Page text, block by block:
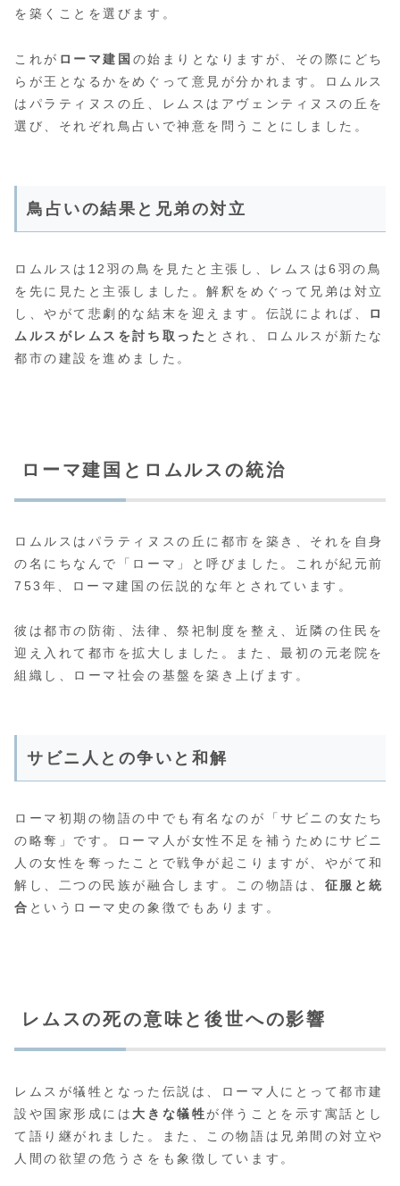
を築くことを選びます。
これが ローマ建国 の始まりとなりますが、その際にどち
らが王となるかをめぐって意見が分かれます。ロムルス
はパラティヌスの丘、レムスはアヴェンティヌスの丘を
選び、それぞれ鳥占いで神意を問うことにしました。
鳥占いの結果と兄弟の対立
ロムルスは12羽の鳥を見たと主張し、レムスは6羽の鳥
を先に見たと主張しました。解釈をめぐって兄弟は対立
し、やがて悲劇的な結末を迎えます。伝説によれば、 ロ
ムルスがレムスを討ち取った とされ、ロムルスが新たな
都市の建設を進めました。
ローマ建国とロムルスの統治
ロムルスはパラティヌスの丘に都市を築き、それを自身
の名にちなんで「ローマ」と呼びました。これが紀元前
753年、ローマ建国の伝説的な年とされています。
彼は都市の防衛、法律、祭祀制度を整え、近隣の住民を
迎え入れて都市を拡大しました。また、最初の元老院を
組織し、ローマ社会の基盤を築き上げます。
サビニ人との争いと和解
ローマ初期の物語の中でも有名なのが「サビニの女たち
の略奪」です。ローマ人が女性不足を補うためにサビニ
人の女性を奪ったことで戦争が起こりますが、やがて和
解し、二つの民族が融合します。この物語は、 征服と統
合 というローマ史の象徴でもあります。
レムスの死の意味と後世への影響
レムスが犠牲となった伝説は、ローマ人にとって都市建
設や国家形成には 大きな犠牲が伴うことを示す寓話とし
て語り継がれました。また、この物語は兄弟間の対立や
人間の欲望の危うさをも象徴しています。